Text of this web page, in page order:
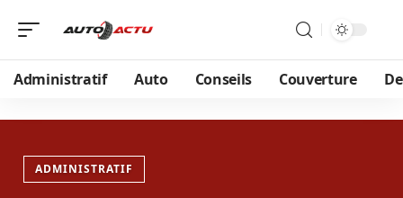
Administratif Auto Conseils Couverture
ADMINISTRATIF